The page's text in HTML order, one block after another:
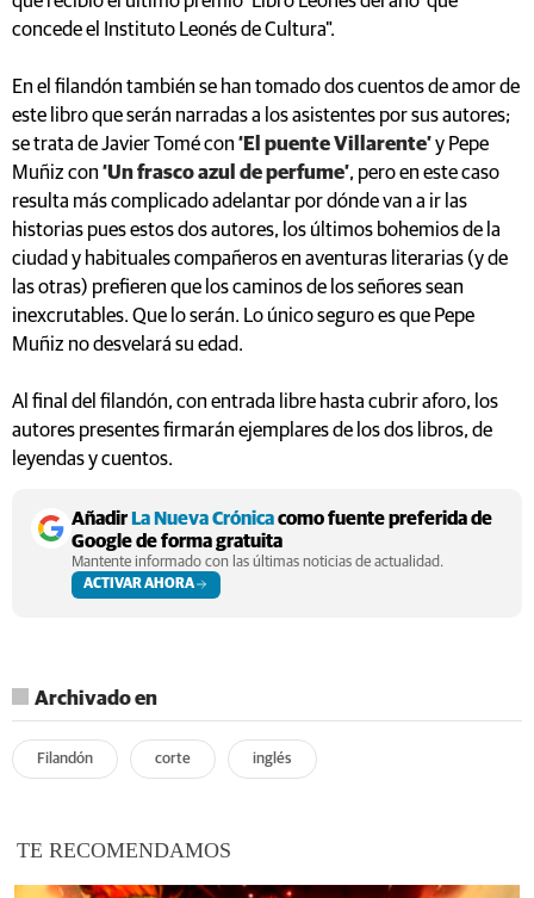
concede el Instituto Leonés de Cultura".
En el filandón también se han tomado dos cuentos de amor de
este libro que serán narradas a los asistentes por sus autores;
se trata de Javier Tomé con ‘El puente Villarente’y Pepe
Muñiz con ‘Un frasco azul de perfume’, pero en este caso
resulta más complicado adelantar por dónde van a ir las
historias pues estos dos autores, los últimos bohemios de la
ciudad y habituales compañeros en aventuras literarias (y de
las otras) prefieren que los caminos de los señores sean
inexcrutables. Que lo serán. Lo único seguro es que Pepe
Muñiz no desvelará su edad.
Al final del filandón, con entrada libre hasta cubrir aforo, los
autores presentes firmarán ejemplares de los dos libros, de
leyendas y cuentos.
AñadirLa Nueva Crónicacomo fuente preferida de
Google de forma gratuita
Mantente informado con las últimas noticias de actualidad.
ACTIVAR AHORA
Archivado en
Filandón corte inglés
TE RECOMENDAMOS